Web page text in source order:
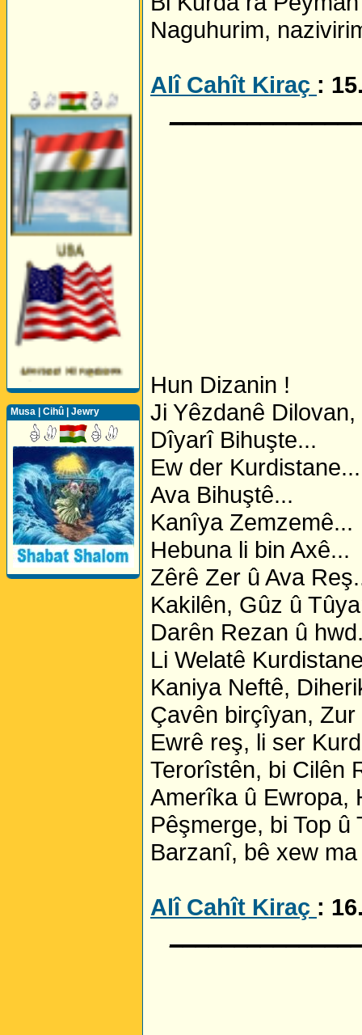
Perwerde ya Zimanê
Kurdî û Îngîlîzî
Musa | Cihû | Jewry
Naguhurim,
Alî Cahît Kiraç :
Hun Dizanin !
Ji Yêzdanê Dilovan,
Dîyarî Bihuşte...
Ew der Kurdistane...
Ava Bihuştê...
Kanîya Zemzemê...
Hebuna li bin Axê...
Zêrê Zer û Ava
Kakilên, Gûz û
Darên Rezan û
Li Welatê
Kaniya Neftê,
Çavên birçîyan, Zur
Ewrê reş, li ser
Terorîstên, bi Cilên
Amerîka û Ewropa,
Pêşmerge, bi Top û
Barzanî, bê xew
Alî Cahît Kiraç :